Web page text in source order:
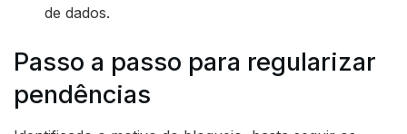
de dados.
Passo a passo para regularizar
pendências